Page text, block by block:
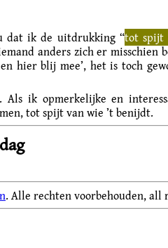
dat ik de uitdrukking “tot spijt
anders zich er misschien
hier blij mee’, het is toch
Als ik opmerkelijke en
tot spijt van wie ’t benijdt.
. Alle rechten voorbehouden, all